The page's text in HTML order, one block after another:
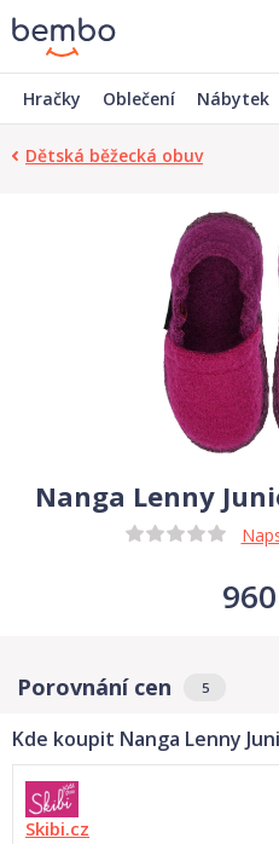
Hračky Oblečení Nábytek
Dětská běžecká obuv
Nanga Lenny
Porovnání cen 5
Kde koupit Nanga Lenny
Skibi.cz